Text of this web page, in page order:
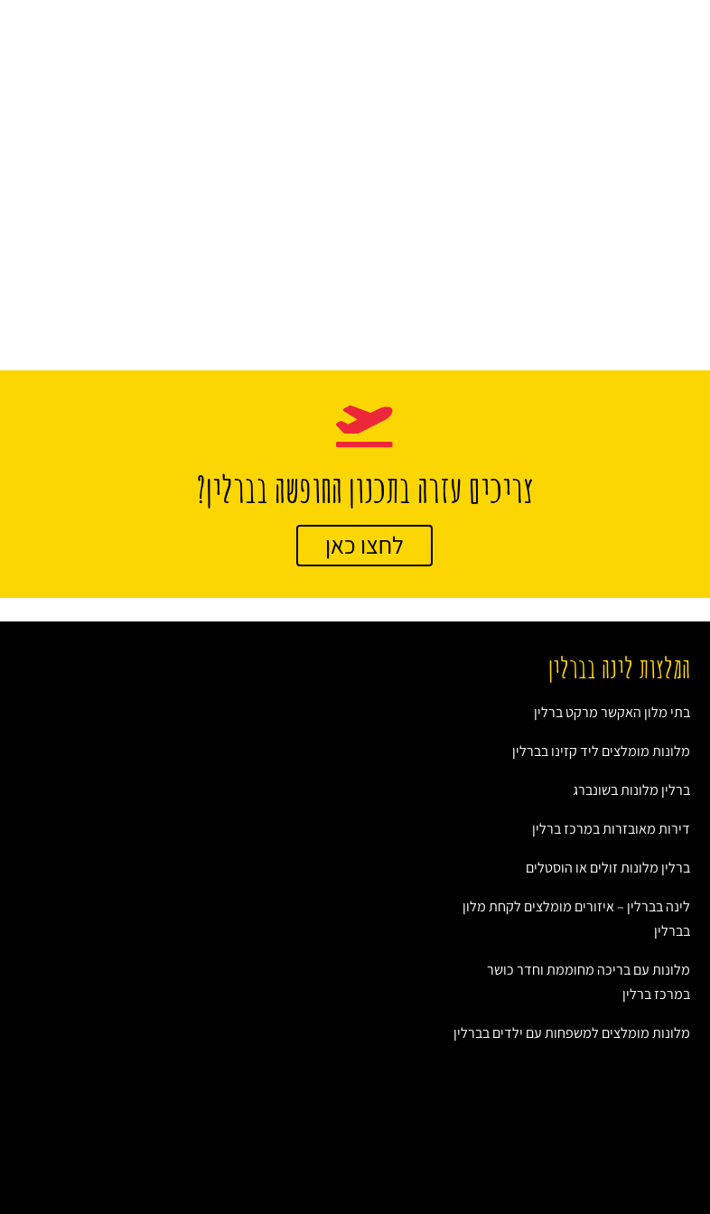
צריכים עזרה בתכנון החופשה בברלין?
לחצו כאן
המלצות לינה בברלין
בתי מלון האקשר מרקט ברלין
מלונות מומלצים ליד קזינו בברלין
ברלין מלונות בשונברג
דירות מאובזרות במרכז ברלין
ברלין מלונות זולים או הוסטלים
לינה בברלין – איזורים מומלצים לקחת מלון
בברלין
מלונות עם בריכה מחוממת וחדר כושר
במרכז ברלין
מלונות מומלצים למשפחות עם ילדים בברלין